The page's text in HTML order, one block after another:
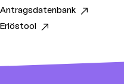
Antragsdatenbank
Erlöstool